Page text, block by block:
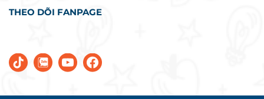
THEO DÕI FANPAGE